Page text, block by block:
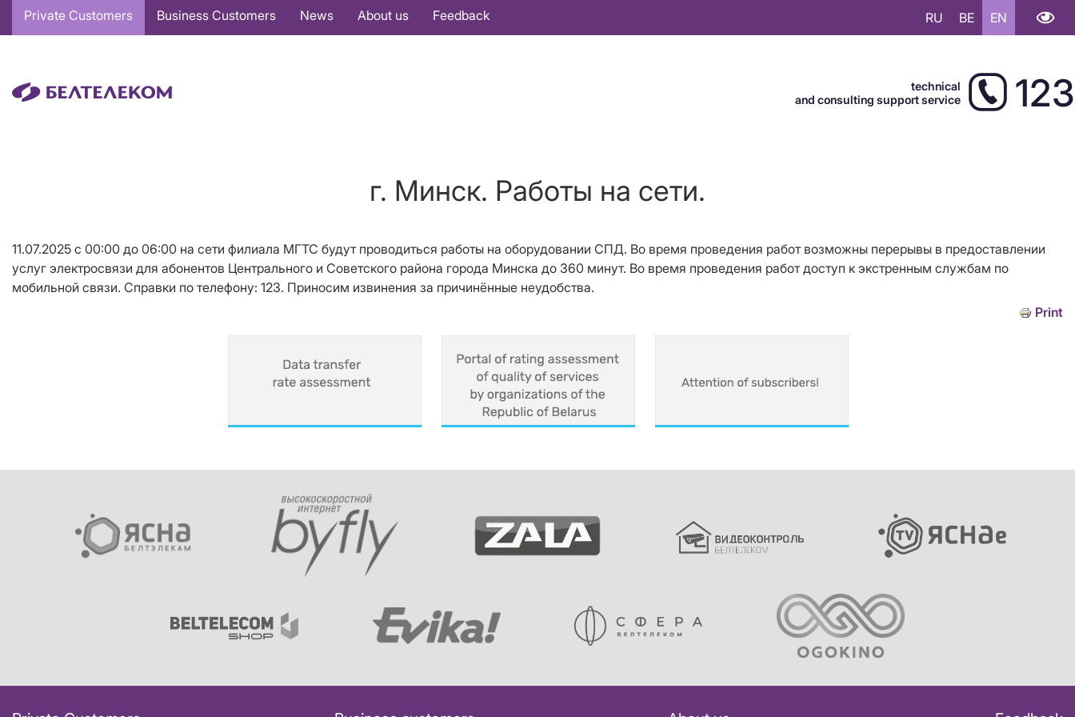
Основная
навигация
Private Customers Business Customers News About us Feedback RU BE EN
technical
and consulting support service
123
г. Минск. Работы на сети.
11.07.2025 с 00:00 до 06:00 на сети филиала МГТС будут проводиться работы на оборудовании СПД. Во время проведения работ возможны перерывы в предоставлении
услуг электросвязи для абонентов Центрального и Советского района города Минска до 360 минут. Во время проведения работ доступ к экстренным службам по
мобильной связи. Справки по телефону: 123. Приносим извинения за причинённые неудобства.
Print